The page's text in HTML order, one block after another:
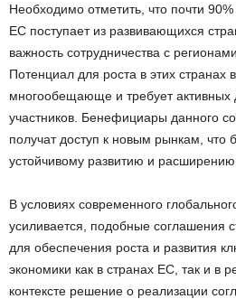
Необходимо отметить, что почти
ЕС поступает из развивающихся
важность сотрудничества с
Потенциал для роста в этих странах
многообещающе и требует активных
участников. Бенефициары данного
получат доступ к новым рынкам, что
устойчивому развитию и расширению
В условиях современного
усиливается, подобные соглашения
для обеспечения роста и развития
экономики как в странах ЕС, так и в
контексте решение о реализации